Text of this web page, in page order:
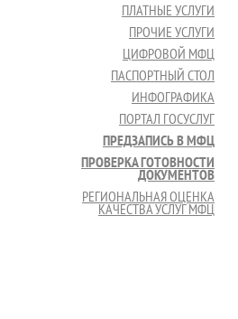
ПЛАТНЫЕ УСЛУГИ
ПРОЧИЕ УСЛУГИ
ЦИФРОВОЙ МФЦ
ПАСПОРТНЫЙ СТОЛ
ИНФОГРАФИКА
ПОРТАЛ ГОСУСЛУГ
ПРЕДЗАПИСЬ В МФЦ
ПРОВЕРКА ГОТОВНОСТИ
ДОКУМЕНТОВ
РЕГИОНАЛЬНАЯ ОЦЕНКА
КАЧЕСТВА УСЛУГ МФЦ